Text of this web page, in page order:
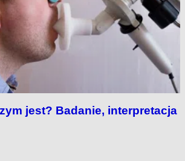
jest? Badanie, interpretacja